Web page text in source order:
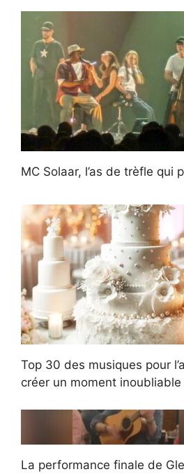
MC Solaar, l’as de trèfle qui
Top 30 des musiques pour
créer un moment
La performance finale de